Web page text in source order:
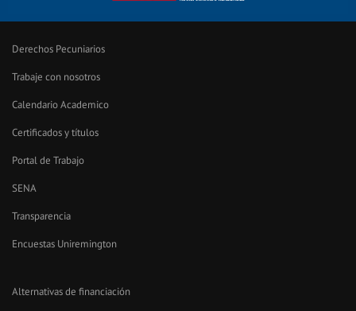
Derechos Pecuniarios
Trabaje con nosotros
Calendario Academico
Certificados y títulos
Portal de Trabajo
SENA
Transparencia
Encuestas Uniremington
Alternativas de financiación